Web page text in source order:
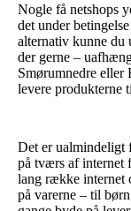
Nogle få netshops
det under
alternativ kunne du
der gerne –
Smørumnedre
levere produkterne
Det er ualmindeligt
på tværs af internet
lang række internet
på varerne – til